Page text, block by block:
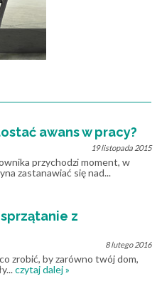
awans w pracy?
19 listopada 2015
przychodzi moment, w
zastanawiać się nad...
z
8 lutego 2016
zrobić, by zarówno twój dom,
czytaj dalej »